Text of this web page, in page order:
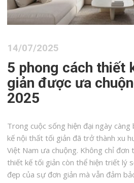
14/07/2025
5 phong cách thiết
giản được ưa
2025
Trong cuộc sống hiện đại ngày
kế nội thất tối giản đã trở thành xu
Việt Nam ưa chuộng. Không chỉ đơn
thiết kế tối giản còn thể hiện triết lý
đẹp của sự đơn giản mà vẫn đảm